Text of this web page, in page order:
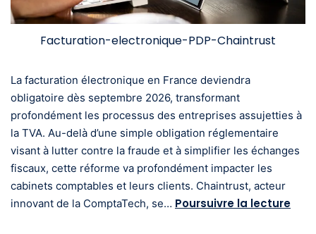
Facturation-electronique-PDP-Chaintrust
La facturation électronique en France deviendra
obligatoire dès septembre 2026, transformant
profondément les processus des entreprises assujetties à
la TVA. Au-delà d’une simple obligation réglementaire
visant à lutter contre la fraude et à simplifier les échanges
fiscaux, cette réforme va profondément impacter les
cabinets comptables et leurs clients. Chaintrust, acteur
innovant de la ComptaTech, se… Poursuivre la lecture